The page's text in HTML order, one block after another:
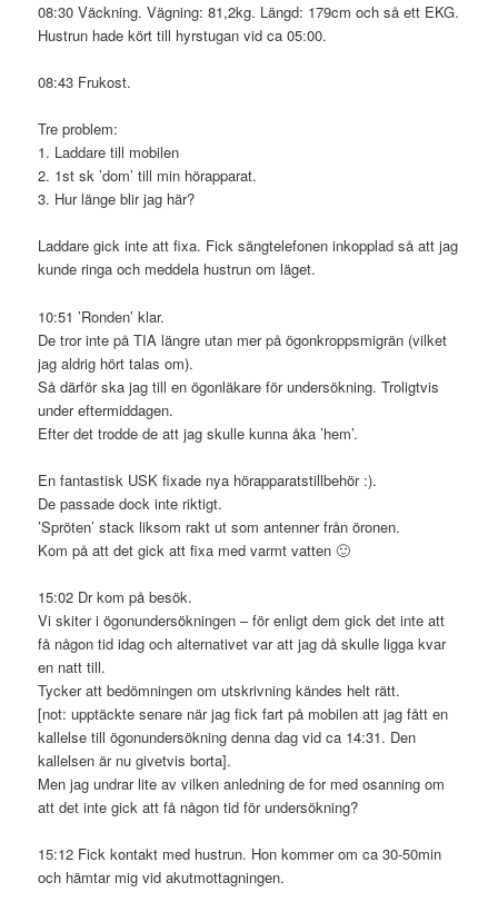
08:30 Väckning. Vägning: 81,2kg. Längd: 179cm och så ett EKG.
Hustrun hade kört till hyrstugan vid ca 05:00.
08:43 Frukost.
Tre problem:
1. Laddare till mobilen
2. 1st sk ’dom’ till min hörapparat.
3. Hur länge blir jag här?
Laddare gick inte att fixa. Fick sängtelefonen inkopplad så att jag
kunde ringa och meddela hustrun om läget.
10:51 ’Ronden’ klar.
De tror inte på TIA längre utan mer på ögonkroppsmigrän (vilket
jag aldrig hört talas om).
Så därför ska jag till en ögonläkare för undersökning. Troligtvis
under eftermiddagen.
Efter det trodde de att jag skulle kunna åka ’hem’.
En fantastisk USK fixade nya hörapparatstillbehör :).
De passade dock inte riktigt.
’Spröten’ stack liksom rakt ut som antenner från öronen.
Kom på att det gick att fixa med varmt vatten 🙂
15:02 Dr kom på besök.
Vi skiter i ögonundersökningen – för enligt dem gick det inte att
få någon tid idag och alternativet var att jag då skulle ligga kvar
en natt till.
Tycker att bedömningen om utskrivning kändes helt rätt.
[not: upptäckte senare när jag fick fart på mobilen att jag fått en
kallelse till ögonundersökning denna dag vid ca 14:31. Den
kallelsen är nu givetvis borta].
Men jag undrar lite av vilken anledning de for med osanning om
att det inte gick att få någon tid för undersökning?
15:12 Fick kontakt med hustrun. Hon kommer om ca 30-50min
och hämtar mig vid akutmottagningen.